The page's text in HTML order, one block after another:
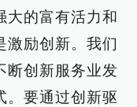
大的富有活力和
激励创新。我们
断创新服务业发
。要通过创新驱